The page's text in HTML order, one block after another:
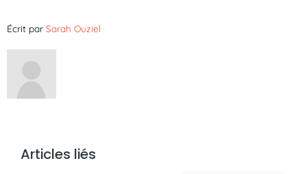
Écrit par Sarah Ouziel
Articles liés